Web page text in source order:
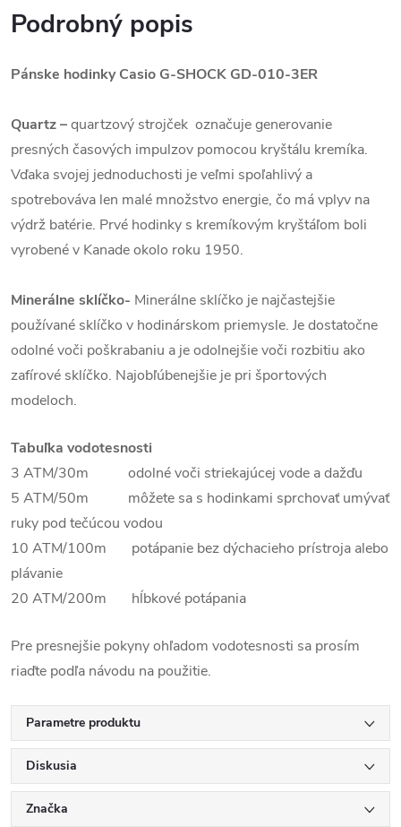
Podrobný popis
Pánske hodinky Casio G-SHOCK GD-010-3ER
Quartz–quartzový strojček označuje generovanie
presných časových impulzov pomocou kryštálu kremíka.
Vďaka svojej jednoduchosti je veľmi spoľahlivý a
spotrebováva len malé množstvo energie, čo má vplyv na
výdrž batérie. Prvé hodinky s kremíkovým kryštáľom boli
vyrobené v Kanade okolo roku 1950.
Minerálne sklíčko- Minerálne sklíčko je najčastejšie
používané sklíčko v hodinárskom priemysle. Je dostatočne
odolné voči poškrabaniu a je odolnejšie voči rozbitiu ako
zafírové sklíčko. Najobľúbenejšie je pri športových
modeloch.
Tabuľka vodotesnosti
3 ATM/30m odolné voči striekajúcej vode a dažďu
5 ATM/50m môžete sa s hodinkami sprchovať umývať
ruky pod tečúcou vodou
10 ATM/100m potápanie bez dýchacieho prístroja alebo
plávanie
20 ATM/200m hĺbkové potápania
Pre presnejšie pokyny ohľadom vodotesnosti sa prosím
riaďte podľa návodu na použitie.
Parametre produktu
Diskusia
Značka